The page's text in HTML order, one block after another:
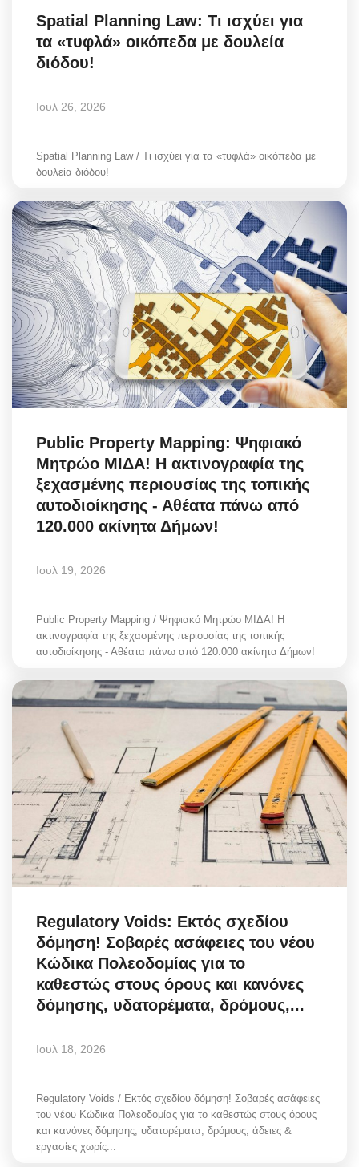
Spatial Planning Law: Τι ισχύει για
τα «τυφλά» οικόπεδα με δουλεία
διόδου!
Ιουλ 26, 2026
Spatial Planning Law / Τι ισχύει για τα «τυφλά» οικόπεδα με
δουλεία διόδου!
Public Property Mapping: Ψηφιακό
Μητρώο ΜΙΔΑ! Η ακτινογραφία της
ξεχασμένης περιουσίας της τοπικής
αυτοδιοίκησης - Αθέατα πάνω από
120.000 ακίνητα Δήμων!
Ιουλ 19, 2026
Public Property Mapping / Ψηφιακό Μητρώο ΜΙΔΑ! Η
ακτινογραφία της ξεχασμένης περιουσίας της τοπικής
αυτοδιοίκησης - Αθέατα πάνω από 120.000 ακίνητα Δήμων!
Regulatory Voids: Εκτός σχεδίου
δόμηση! Σοβαρές ασάφειες του νέου
Κώδικα Πολεοδομίας για το
καθεστώς στους όρους και κανόνες
δόμησης, υδατορέματα, δρόμους,...
Ιουλ 18, 2026
Regulatory Voids / Εκτός σχεδίου δόμηση! Σοβαρές ασάφειες
του νέου Κώδικα Πολεοδομίας για το καθεστώς στους όρους
και κανόνες δόμησης, υδατορέματα, δρόμους, άδειες &
εργασίες χωρίς...